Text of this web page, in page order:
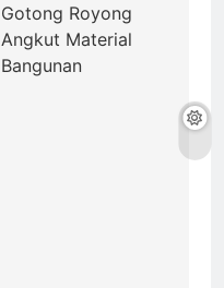
Gotong Royong
Angkut Material
Bangunan